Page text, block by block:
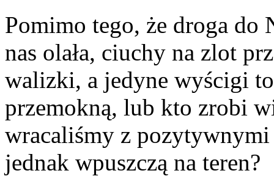
Pomimo tego, że droga do
nas olała, ciuchy na zlot
walizki, a jedyne wyścigi
przemokną, lub kto zrobi
wracaliśmy z
jednak wpuszczą na teren?